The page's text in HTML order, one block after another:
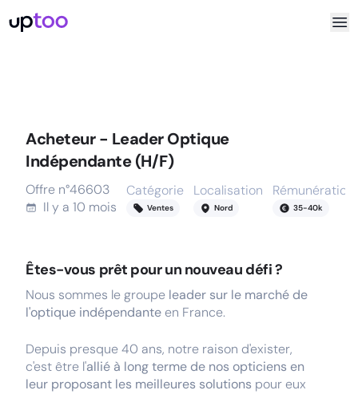
Acheteur - Leader Optique
Indépendante (H/F)
Offre n°46603
Il y a 10 mois
Catégorie
Ventes
Localisation
Nord
Rémunération
35-40k
Êtes-vous prêt pour un nouveau défi ?
Nous sommes le groupe leader sur le marché de
l'optique indépendante en France.
Depuis presque 40 ans, notre raison d'exister,
c'est être l'allié à long terme de nos opticiens en
leur proposant les meilleures solutions pour eux